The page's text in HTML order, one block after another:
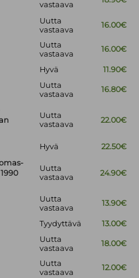
vastaava
Uutta
vastaava
16.00€
Uutta
vastaava
16.00€
Hyvä 11.90€
Uutta
vastaava
16.80€
Uutta
vastaava
22.00€
Hyvä
22.50€
Uutta
vastaava
24.90€
Uutta
vastaava
13.90€
Tyydyttävä 13.00€
Uutta
vastaava
18.00€
Uutta
vastaava
12.00€